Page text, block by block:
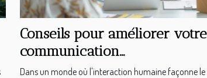
Conseils pour améliorer votre
communication
interpersonnelle
Dans un monde où l'interaction humaine façonne le